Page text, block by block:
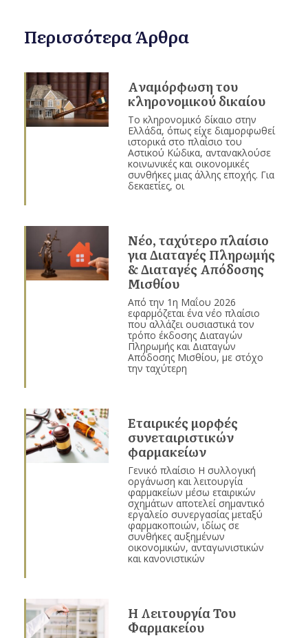
Περισσότερα Άρθρα
Aναμόρφωση του
κληρονομικού δικαίου
Το κληρονομικό δίκαιο στην
Ελλάδα, όπως είχε διαμορφωθεί
ιστορικά στο πλαίσιο του
Αστικού Κώδικα, αντανακλούσε
κοινωνικές και οικονομικές
συνθήκες μιας άλλης εποχής. Για
δεκαετίες, οι
Νέο, ταχύτερο πλαίσιο
για Διαταγές Πληρωμής
& Διαταγές Απόδοσης
Μισθίου
Από την 1η Μαΐου 2026
εφαρμόζεται ένα νέο πλαίσιο
που αλλάζει ουσιαστικά τον
τρόπο έκδοσης Διαταγών
Πληρωμής και Διαταγών
Απόδοσης Μισθίου, με στόχο
την ταχύτερη
Εταιρικές μορφές
συνεταιριστικών
φαρμακείων
Γενικό πλαίσιο Η συλλογική
οργάνωση και λειτουργία
φαρμακείων μέσω εταιρικών
σχημάτων αποτελεί σημαντικό
εργαλείο συνεργασίας μεταξύ
φαρμακοποιών, ιδίως σε
συνθήκες αυξημένων
οικονομικών, ανταγωνιστικών
και κανονιστικών
Η Λειτουργία Του
Φαρμακείου